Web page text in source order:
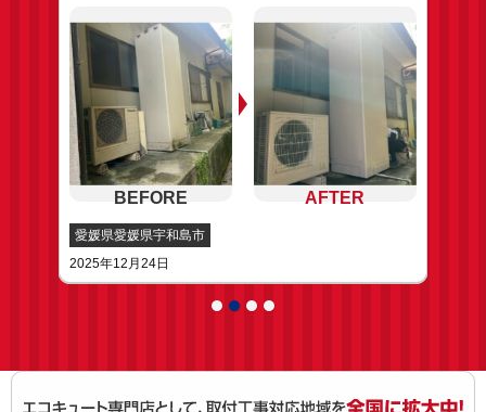
愛媛県愛媛県宇和島市
2025年12月24日